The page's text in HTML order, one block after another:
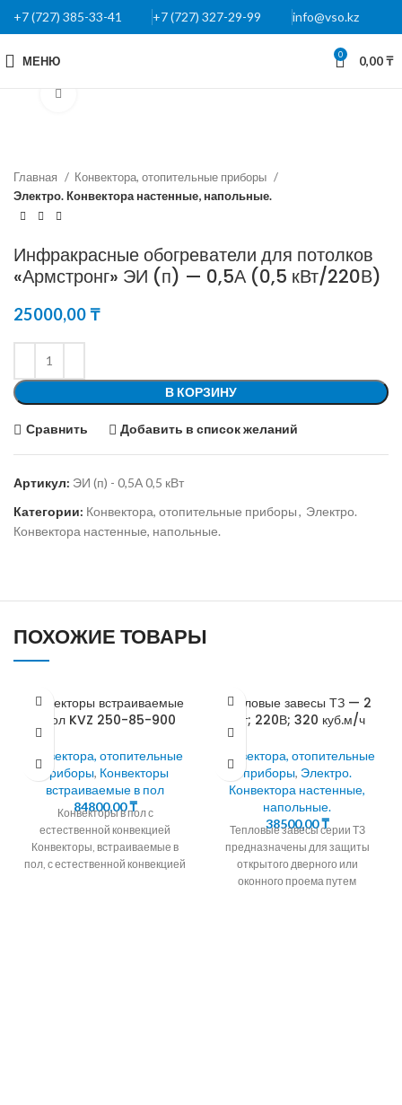
+7 (727) 385-33-41 +7 (727) 327-29-99 info@vso.kz
МЕНЮ 0 0,00₸
Главная
Конвектора, отопительные приборы
Электро. Конвектора настенные, напольные.
Инфракрасные обогреватели для потолков
«Армстронг» ЭИ (п) — 0,5А (0,5 кВт/220В)
25000,00₸
В КОРЗИНУ
Сравнить Добавить в список желаний
Артикул: ЭИ (п) - 0,5А 0,5 кВт
Категории: Конвектора, отопительные приборы, Электро.
Конвектора настенные, напольные.
ПОХОЖИЕ ТОВАРЫ
Конвекторы встраиваемые
в пол KVZ 250-85-900
Конвектора, отопительные
приборы, Конвекторы
встраиваемые в пол
84800,00₸
Конвекторы в пол с
естественной конвекцией
Конвекторы, встраиваемые в
пол, с естественной конвекцией
Тепловые завесы ТЗ — 2
кВт; 220В; 320 куб.м/ч
Конвектора, отопительные
приборы, Электро.
Конвектора настенные,
напольные.
38500,00₸
Тепловые завесы серии ТЗ
предназначены для защиты
открытого дверного или
оконного проема путем